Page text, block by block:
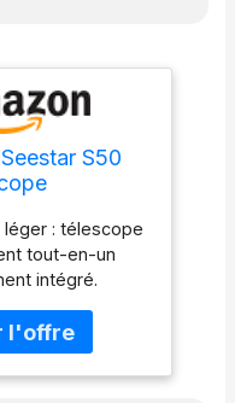
S50
Tout-en-
pour
et
-
léger : télescope
tout-en-un
intégré.
qui intègre un
un focuseur
une caméra